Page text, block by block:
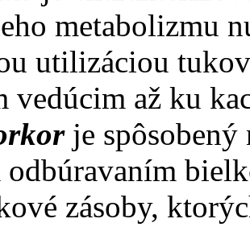
metabolizmu
utilizáciou
vedúcim až ku
je spôsobený
zásoby,